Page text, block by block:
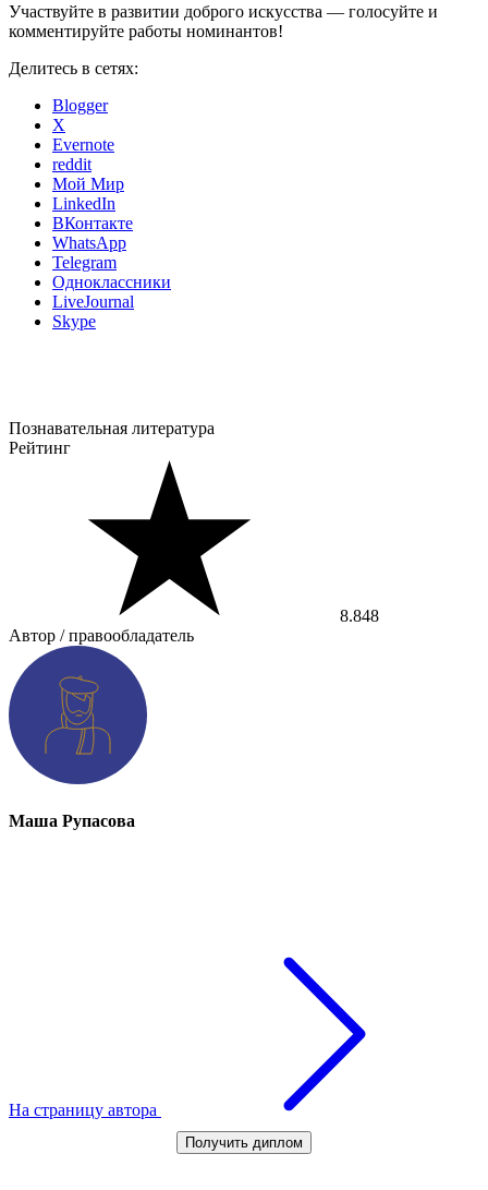
Участвуйте в развитии доброго искусства — голосуйте и
комментируйте работы номинантов!
Делитесь в сетях:
Blogger
X
Evernote
reddit
Мой Мир
LinkedIn
ВКонтакте
WhatsApp
Telegram
Одноклассники
LiveJournal
Skype
Познавательная литература
Рейтинг
8.848
Автор / правообладатель
Маша Рупасова
На страницу автора
Получить диплом